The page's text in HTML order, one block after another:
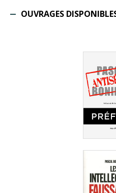
OUVRAGES